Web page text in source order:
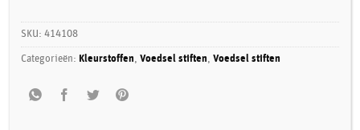
SKU:414108
Categorieën: Kleurstoffen,Voedsel stiften,Voedsel stiften